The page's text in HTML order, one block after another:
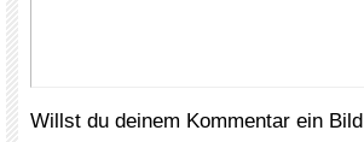
Willst du deinem Kommentar ein